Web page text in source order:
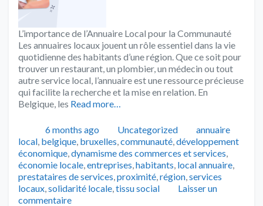
L’importance de l’Annuaire Local pour la Communauté
Les annuaires locaux jouent un rôle essentiel dans la vie
quotidienne des habitants d’une région. Que ce soit pour
trouver un restaurant, un plombier, un médecin ou tout
autre service local, l’annuaire est une ressource précieuse
qui facilite la recherche et la mise en relation. En
Belgique, les Read more…
Publié
6 months ago Catégories
Uncategorized Tags
annuaire
local, belgique, bruxelles,communauté,développement
économique,dynamisme des commerces et services,
économie locale,entreprises,habitants, local annuaire,
prestataires de services,proximité,région,services
locaux,solidarité locale,tissu social
Laisser un
commentaire